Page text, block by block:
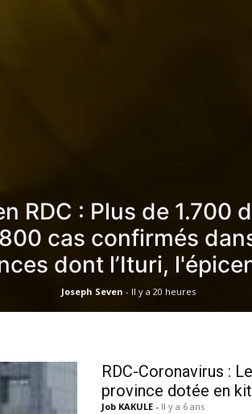
RDC : Plus de 1.700
cas confirmés
dont l’Ituri,
Joseph Seven- Il y a 20 heures
RDC-Coronavirus :
province dotée en
Job KAKULE - Il y a 6 ans